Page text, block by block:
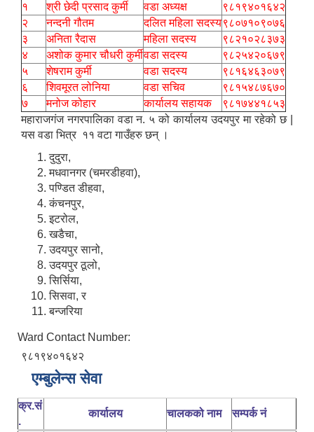
१
श्री छेदी प्रसाद कुर्मी वडा अध्यक्ष
९८१९४०१६४२
२
नन्दनी गौतम दलित महिला सदस्य९८०७१०९०७६
३
अनिता रैदास महिला सदस्य
९८२१०२८३७३
४
अशोक कुमार चौधरी कुर्मीवडा सदस्य
९८२५४२०६७९
५
शेषराम कुर्मी वडा सदस्य
९८१६४६३०७९
६
शिवमूरत लोनिया वडा सचिव
९८१५४८७६७०
७
मनोज कोहार कार्यालय सहायक
९८१७४४१८५३
महाराजगंज नगरपालिका वडा न. ५ को कार्यालय उदयपुर मा रहेको छ |
यस वडा भित्र ११ वटा गाउँहरु छन् ।
दुदुरा,
मधवानगर (चमरडीहवा),
पण्डित डीहवा,
कंचनपुर,
इटरोल,
खडैचा,
उदयपुर सानो,
उदयपुर ठूलो,
सिर्सिया,
सिसवा, र
बन्जरिया
Ward Contact Number:
९८१९४०१६४२
एम्बुलेन्स सेवा
क्र.सं
.
कार्यालय चालकको नाम सम्पर्क नं